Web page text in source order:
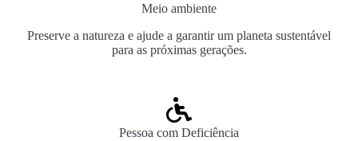
Meio ambiente
Preserve a natureza e ajude a garantir um planeta sustentável
para as próximas gerações.
Pessoa com Deficiência